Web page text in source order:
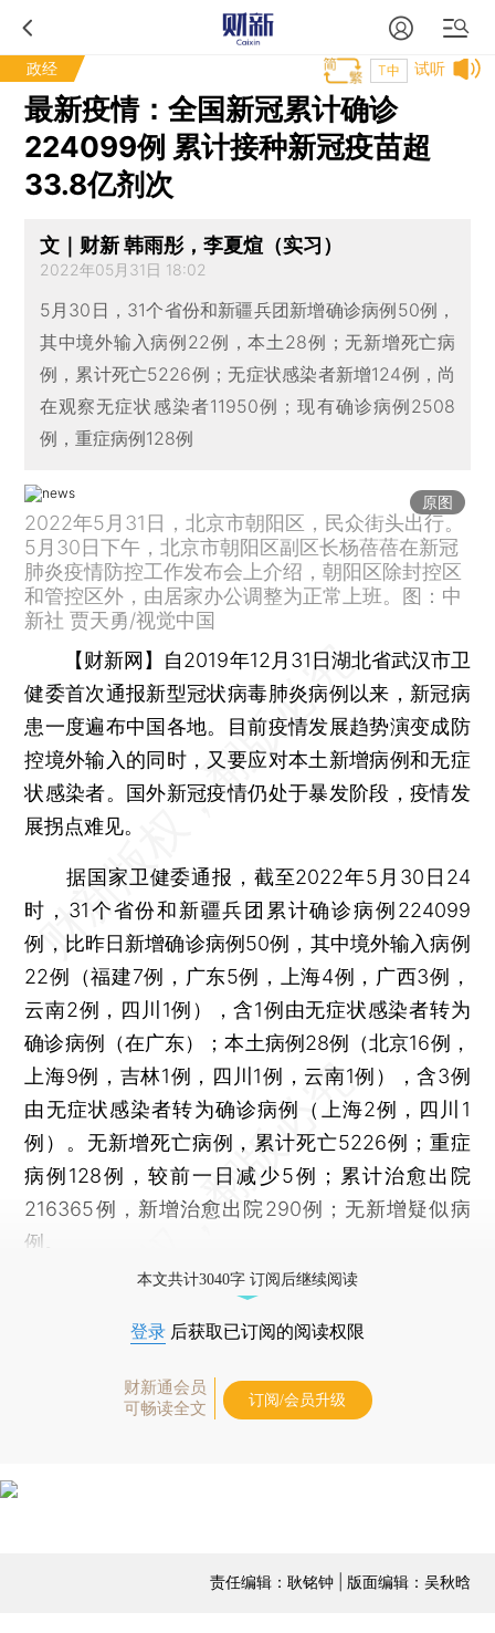
政经 试听
T中
最新疫情：全国新冠累计确诊
224099例 累计接种新冠疫苗超
33.8亿剂次
文｜财新 韩雨彤，李夏煊（实习）
2022年05月31日 18:02
5月30日，31个省份和新疆兵团新增确诊病例50例，
其中境外输入病例22例，本土28例；无新增死亡病
例，累计死亡5226例；无症状感染者新增124例，尚
在观察无症状感染者11950例；现有确诊病例2508
例，重症病例128例
原图
2022年5月31日，北京市朝阳区，民众街头出行。
5月30日下午，北京市朝阳区副区长杨蓓蓓在新冠
肺炎疫情防控工作发布会上介绍，朝阳区除封控区
和管控区外，由居家办公调整为正常上班。图：中
新社 贾天勇/视觉中国
【财新网】 自2019年12月31日湖北省武汉市卫
健委首次通报新型冠状病毒肺炎病例以来，新冠病
患一度遍布中国各地。目前疫情发展趋势演变成防
控境外输入的同时，又要应对本土新增病例和无症
状感染者。国外新冠疫情仍处于暴发阶段，疫情发
展拐点难见。
据国家卫健委通报，截至2022年5月30日24
时，31个省份和新疆兵团累计确诊病例224099
例，比昨日新增确诊病例50例，其中境外输入病例
22例（福建7例，广东5例，上海4例，广西3例，
云南2例，四川1例），含1例由无症状感染者转为
确诊病例（在广东）；本土病例28例（北京16例，
上海9例，吉林1例，四川1例，云南1例），含3例
由无症状感染者转为确诊病例（上海2例，四川1
例）。无新增死亡病例，累计死亡5226例；重症
病例128例，较前一日减少5例；累计治愈出院
216365例，新增治愈出院290例；无新增疑似病
例。
本文共计3040字 订阅后继续阅读
登录 后获取已订阅的阅读权限
财新通会员
可畅读全文
订阅/会员升级
责任编辑：耿铭钟 | 版面编辑：吴秋晗